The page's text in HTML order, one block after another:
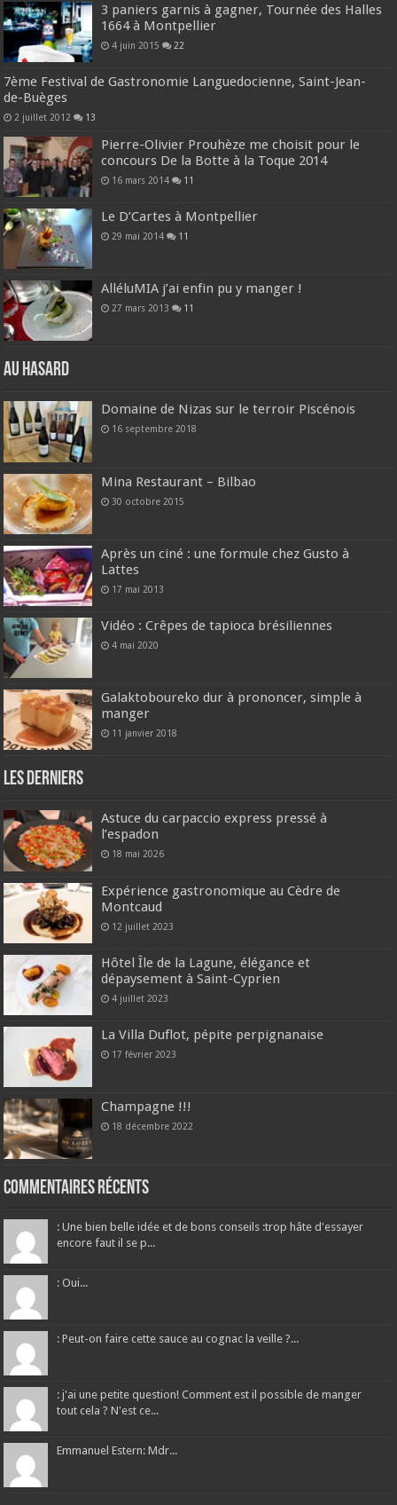
3 paniers garnis à gagner, Tournée des Halles
1664 à Montpellier
4 juin 2015 22
7ème Festival de Gastronomie Languedocienne, Saint-Jean-
de-Buèges
2 juillet 2012 13
Pierre-Olivier Prouhèze me choisit pour le
concours De la Botte à la Toque 2014
16 mars 2014 11
Le D’Cartes à Montpellier
29 mai 2014 11
AlléluMIA j’ai enfin pu y manger !
27 mars 2013 11
Au hasard
Domaine de Nizas sur le terroir Piscénois
16 septembre 2018
Mina Restaurant – Bilbao
30 octobre 2015
Après un ciné : une formule chez Gusto à
Lattes
17 mai 2013
Vidéo : Crêpes de tapioca brésiliennes
4 mai 2020
Galaktoboureko dur à prononcer, simple à
manger
11 janvier 2018
Les derniers
Astuce du carpaccio express pressé à
l’espadon
18 mai 2026
Expérience gastronomique au Cèdre de
Montcaud
12 juillet 2023
Hôtel Île de la Lagune, élégance et
dépaysement à Saint-Cyprien
4 juillet 2023
La Villa Duflot, pépite perpignanaise
17 février 2023
Champagne !!!
18 décembre 2022
Commentaires récents
: Une bien belle idée et de bons conseils :trop hâte d'essayer
encore faut il se p...
: Oui...
: Peut-on faire cette sauce au cognac la veille ?...
: j'ai une petite question! Comment est il possible de manger
tout cela ? N'est ce...
Emmanuel Estern: Mdr...